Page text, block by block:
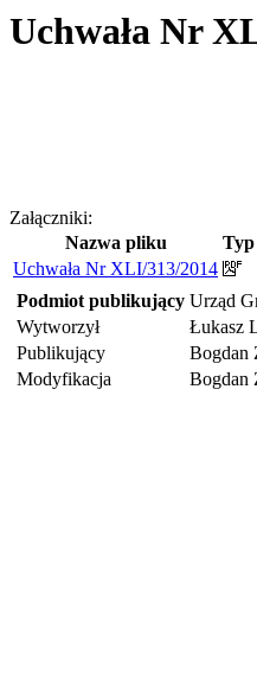
Uchwała Nr
Załączniki:
Nazwa pliku
Uchwała Nr XLI/313/2014
Podmiot publikujący Urząd
Wytworzył
Łukasz
Publikujący
Bogdan
Modyfikacja
Bogdan